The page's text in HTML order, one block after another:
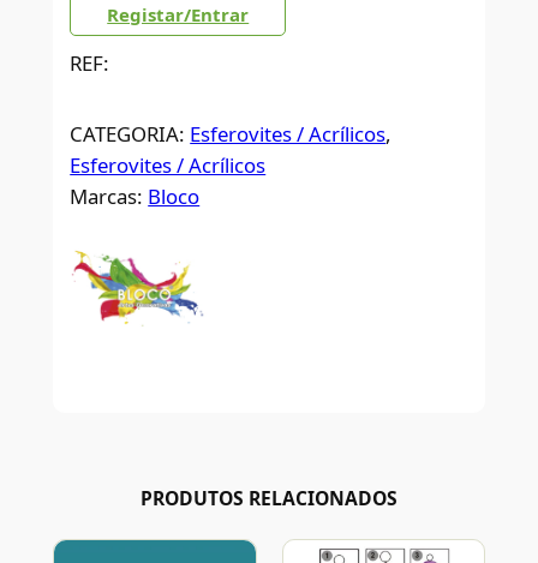
Registar/Entrar
REF:
CATEGORIA: Esferovites / Acrílicos
Esferovites / Acrílicos
Marcas: Bloco
PRODUTOS RELACIONADOS